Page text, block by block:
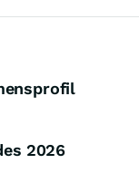
2026